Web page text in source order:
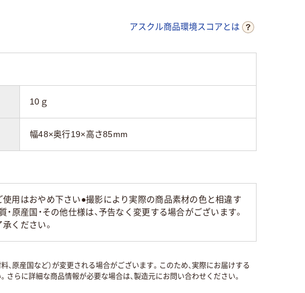
アスクル商品環境スコアとは
10ｇ
幅48×奥行19×高さ85mm
使用はおやめ下さい●撮影により実際の商品素材の色と相違す
原産国・その他仕様は、予告なく変更する場合がございます。
ください。
、原産国など）が変更される場合がございます。このため、実際にお届けする
らに詳細な商品情報が必要な場合は、製造元にお問い合わせください。